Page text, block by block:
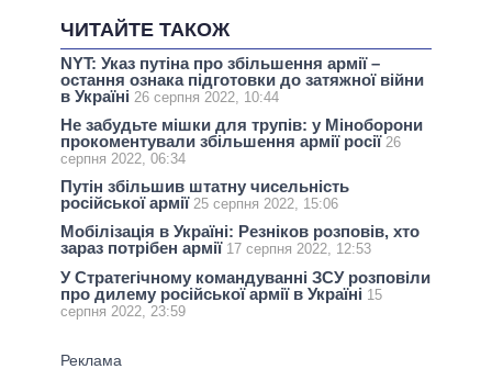
ЧИТАЙТЕ ТАКОЖ
NYT: Указ путіна про збільшення армії –
остання ознака підготовки до затяжної війни
в Україні 26 серпня 2022, 10:44
Не забудьте мішки для трупів: у Міноборони
прокоментували збільшення армії росії 26
серпня 2022, 06:34
Путін збільшив штатну чисельність
російської армії 25 серпня 2022, 15:06
Мобілізація в Україні: Резніков розповів, хто
зараз потрібен армії 17 серпня 2022, 12:53
У Cтратегічному командуванні ЗСУ розповіли
про дилему російської армії в Україні 15
серпня 2022, 23:59